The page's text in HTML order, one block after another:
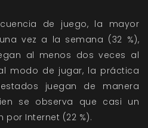
de juego, la mayor
vez a la semana (32 %),
al menos dos veces al
modo de jugar, la práctica
juegan de manera
se observa que casi un
Internet (22 %).